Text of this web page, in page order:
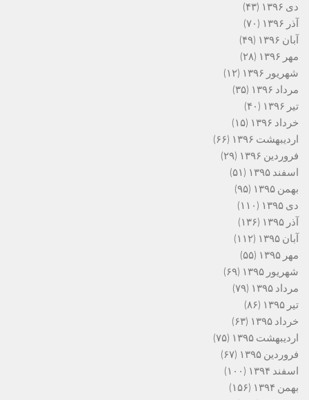
دی ۱۳۹۶
(۴۳)
آذر ۱۳۹۶
(۷۰)
آبان ۱۳۹۶
(۴۹)
مهر ۱۳۹۶
(۲۸)
شهریور ۱۳۹۶
(۱۲)
مرداد ۱۳۹۶
(۳۵)
تیر ۱۳۹۶
(۴۰)
خرداد ۱۳۹۶
(۱۵)
اردیبهشت ۱۳۹۶
(۶۶)
فروردین ۱۳۹۶
(۲۹)
اسفند ۱۳۹۵
(۵۱)
بهمن ۱۳۹۵
(۹۵)
دی ۱۳۹۵
(۱۱۰)
آذر ۱۳۹۵
(۱۳۶)
آبان ۱۳۹۵
(۱۱۲)
مهر ۱۳۹۵
(۵۵)
شهریور ۱۳۹۵
(۶۹)
مرداد ۱۳۹۵
(۷۹)
تیر ۱۳۹۵
(۸۶)
خرداد ۱۳۹۵
(۶۳)
اردیبهشت ۱۳۹۵
(۷۵)
فروردین ۱۳۹۵
(۶۷)
اسفند ۱۳۹۴
(۱۰۰)
بهمن ۱۳۹۴
(۱۵۶)